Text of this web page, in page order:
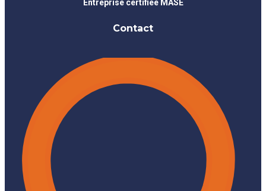
Entreprise certifiée MASE
Contact